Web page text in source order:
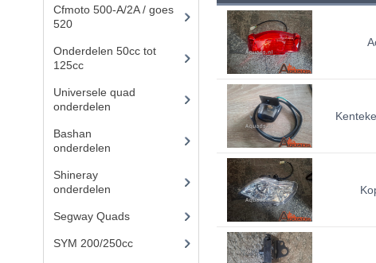
Cfmoto 500-A/2A / goes
520(347)
Onderdelen 50cc tot
125cc(49)
Universele quad
onderdelen
Bashan
onderdelen
Shineray
onderdelen
Segway Quads(6)
SYM 200/250cc(15)